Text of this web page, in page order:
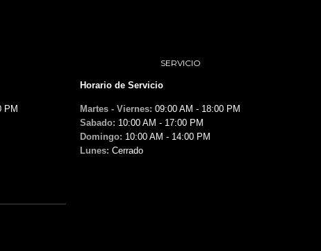
PM
SERVICIO
Horario de Servicio
Martes - Viernes: 09:00 AM - 18:00 PM
Sabado: 10:00 AM - 17:00 PM
Domingo: 10:00 AM - 14:00 PM
Lunes: Cerrado